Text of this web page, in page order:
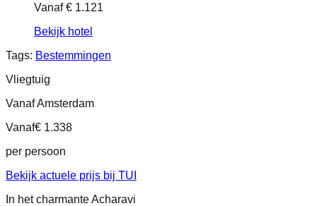
Vanaf€ 1.121
Bekijk hotel
Tags: Bestemmingen
Vliegtuig
Vanaf Amsterdam
Vanaf€ 1.338
per persoon
Bekijk actuele prijs bij TUI
In het charmante Acharavi